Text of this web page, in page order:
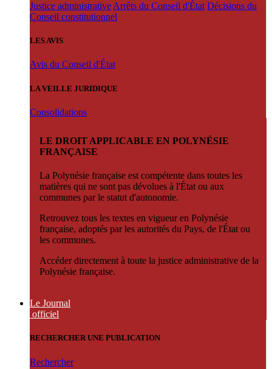
Justice administrative Arrêts du Conseil d'État Décisions du
Conseil constitutionnel
LES AVIS
Avis du Conseil d'État
LA VEILLE JURIDIQUE
Consolidations
LE DROIT APPLICABLE EN POLYNÉSIE
FRANÇAISE
La Polynésie française est compétente dans toutes les
matières qui ne sont pas dévolues à l'État ou aux
communes par le statut d'autonomie.
Retrouvez tous les textes en vigueur en Polynésie
française, adoptés par les autorités du Pays, de l'État ou
les communes.
Accéder directement à toute la justice administrative de la
Polynésie française.
Le Journal
officiel
RECHERCHER UNE PUBLICATION
Rechercher